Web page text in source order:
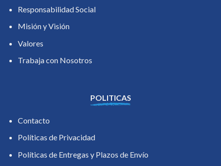
Responsabilidad Social
Misión y Visión
Valores
Trabaja con Nosotros
POLITICAS
Contacto
Políticas de Privacidad
Políticas de Entregas y Plazos de Envío